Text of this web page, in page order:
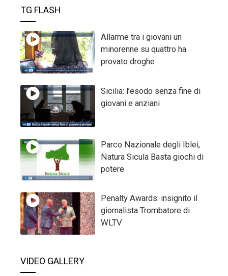
TG FLASH
Allarme tra i giovani un
minorenne su quattro ha
provato droghe
Sicilia: l’esodo senza fine di
giovani e anziani
Parco Nazionale degli Iblei,
Natura Sicula Basta giochi di
potere
Penalty Awards: insignito il
giornalista Trombatore di
WLTV
VIDEO GALLERY